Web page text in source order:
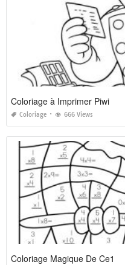
Coloriage à Imprimer Piwi
Coloriage 666 Views
Coloriage Magique De Ce1